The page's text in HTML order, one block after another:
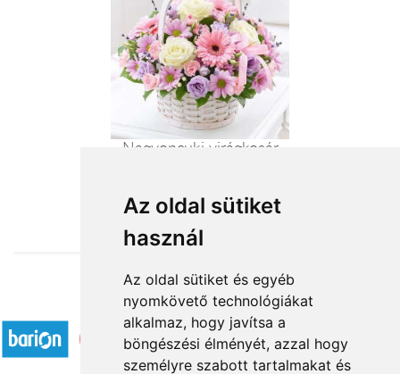
Az oldal sütiket
használ
Az oldal sütiket és egyéb
nyomkövető technológiákat
alkalmaz, hogy javítsa a
böngészési élményét, azzal hogy
személyre szabott tartalmakat és
Nagyoncuki virágkosár
Elfogadott fizetési módok